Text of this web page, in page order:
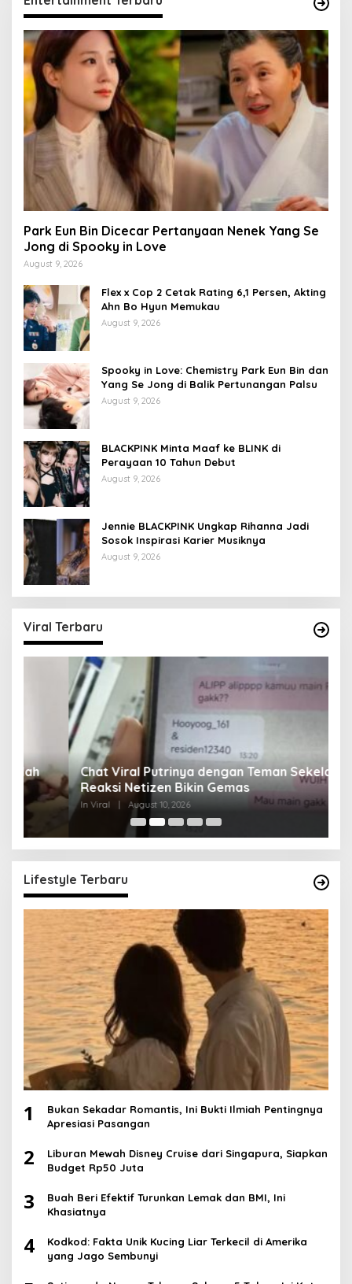
Park Eun Bin Dicecar Pertanyaan Nenek Yang Se
Jong di Spooky in Love
August 9, 2026
Flex x Cop 2 Cetak Rating 6,1 Persen, Akting
Ahn Bo Hyun Memukau
August 9, 2026
Spooky in Love: Chemistry Park Eun Bin dan
Yang Se Jong di Balik Pertunangan Palsu
August 9, 2026
BLACKPINK Minta Maaf ke BLINK di
Perayaan 10 Tahun Debut
August 9, 2026
Jennie BLACKPINK Ungkap Rihanna Jadi
Sosok Inspirasi Karier Musiknya
August 9, 2026
Viral Terbaru
Chat Viral Putrinya dengan Teman Sekelas,
Reaksi Netizen Bikin Gemas
In Viral August 10, 2026
Lifestyle Terbaru
1
Bukan Sekadar Romantis, Ini Bukti Ilmiah Pentingnya
Apresiasi Pasangan
2
Liburan Mewah Disney Cruise dari Singapura, Siapkan
Budget Rp50 Juta
3
Buah Beri Efektif Turunkan Lemak dan BMI, Ini
Khasiatnya
4
Kodkod: Fakta Unik Kucing Liar Terkecil di Amerika
yang Jago Sembunyi